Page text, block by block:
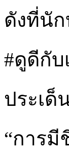
ดังที่นัก
#ดูดีกับ
ประเ
“การ